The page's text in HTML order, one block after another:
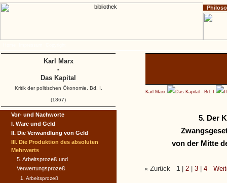
Karl Marx Das Kapital - Bd. I
5. Der
von der Mitte
« Zurück 1 2 3 4
Vor- und Nachworte
I. Ware und Geld
II. Die Verwandlung von Geld
III. Die Produktion des absoluten
Mehrwerts
5. Arbeitsprozeß und
Verwertungsprozeß
1. Arbeitsprozeß
Karl Marx
-
Das Kapital
Kritik der politischen Ökonomie. Bd. I.
(1867)